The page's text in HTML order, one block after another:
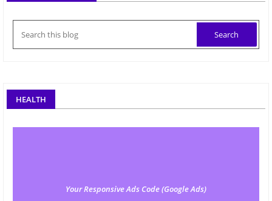
HEALTH
Your Responsive Ads Code (Google Ads)